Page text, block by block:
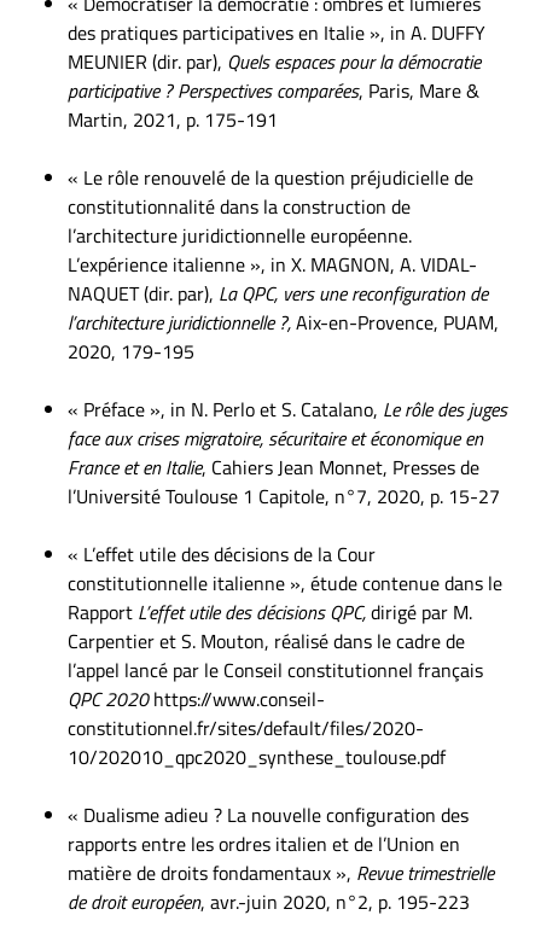
des pratiques participatives en Italie », in A. DUFFY
MEUNIER (dir. par), Quels espaces pour la démocratie
participative ? Perspectives comparées, Paris, Mare &
Martin, 2021, p. 175-191
« Le rôle renouvelé de la question préjudicielle de
constitutionnalité dans la construction de
l’architecture juridictionnelle européenne.
L’expérience italienne », in X. MAGNON, A. VIDAL-
NAQUET (dir. par), La QPC, vers une reconfiguration de
l’architecture juridictionnelle ?,Aix-en-Provence, PUAM,
2020, 179-195
« Préface », in N. Perlo et S. Catalano, Le rôle des juges
face aux crises migratoire, sécuritaire et économique en
France et en Italie, Cahiers Jean Monnet, Presses de
l’Université Toulouse 1 Capitole, n°7, 2020, p. 15-27
« L’effet utile des décisions de la Cour
constitutionnelle italienne », étude contenue dans le
Rapport L’effet utile des décisions QPC,dirigé par M.
Carpentier et S. Mouton, réalisé dans le cadre de
l’appel lancé par le Conseil constitutionnel français
QPC 2020https://www.conseil-
constitutionnel.fr/sites/default/files/2020-
10/202010_qpc2020_synthese_toulouse.pdf
« Dualisme adieu ? La nouvelle configuration des
rapports entre les ordres italien et de l’Union en
matière de droits fondamentaux », Revue trimestrielle
de droit européen, avr.-juin 2020, n°2, p. 195-223